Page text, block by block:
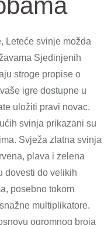
Leteće svinje možda
Sjedinjenih
stroge propise o
igre dostupne u
uložiti pravi novac.
svinja prikazani su
Svježa zlatna svinja
plava i zelena
dovesti do velikih
posebno tokom
multiplikatore.
ogromnog broja